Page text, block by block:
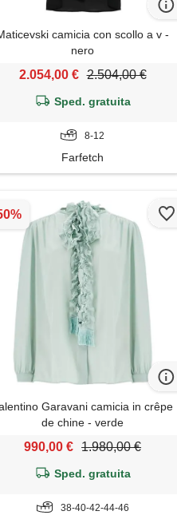
camicia con scollo a v -
nero
2.054,00 € 2.504,00 €
Sped. gratuita
8-12
Farfetch
Garavani camicia in crêpe
de chine - verde
990,00 € 1.980,00 €
Sped. gratuita
38-40-42-44-46